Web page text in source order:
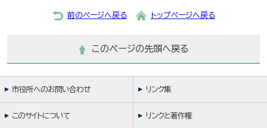
前のページへ戻る トップページへ戻る
このページの先頭へ戻る
市役所へのお問い合わせ リンク集
このサイトについて リンクと著作権